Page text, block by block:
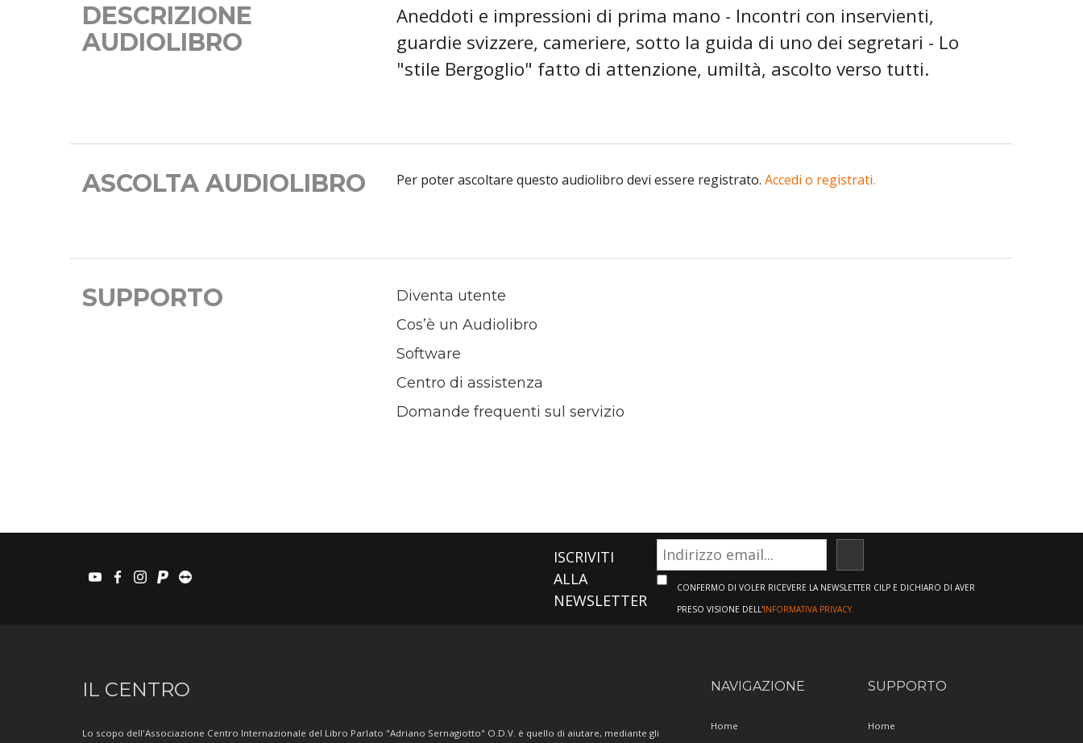
DESCRIZIONE
AUDIOLIBRO
Aneddoti e impressioni di prima mano - Incontri con inservienti,
guardie svizzere, cameriere, sotto la guida di uno dei segretari - Lo
"stile Bergoglio" fatto di attenzione, umiltà, ascolto verso tutti.
ASCOLTA AUDIOLIBRO Per poter ascoltare questo audiolibro devi essere registrato. Accedi o registrati.
SUPPORTO
Diventa utente
Cos’è un Audiolibro
Software
Centro di assistenza
Domande frequenti sul servizio
youtubefacebook
instagram
paypalteamviewer
ISCRIVITI
ALLA
NEWSLETTER
CONFERMO DI VOLER RICEVERE LA NEWSLETTER CILP E DICHIARO DI AVER
PRESO VISIONE DELL'INFORMATIVA PRIVACY.
Informazioni
IL CENTRO
Lo scopo dell'Associazione Centro Internazionale del Libro Parlato "Adriano Sernagiotto" O.D.V. è quello di aiutare, mediante gli
NAVIGAZIONE
Home
SUPPORTO
Home